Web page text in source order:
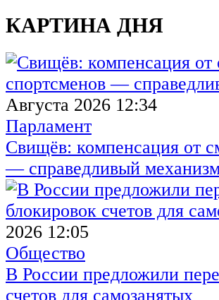
КАРТИНА ДНЯ
Августа 2026 12:34
Парламент
Свищёв: компенсация от
— справедливый
2026 12:05
Общество
В России предложили
счетов для самозанятых